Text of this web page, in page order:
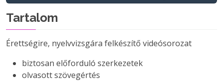
Tartalom
Érettségire, nyelvvizsgára felkészítő videósorozat
biztosan előforduló szerkezetek
olvasott szövegértés